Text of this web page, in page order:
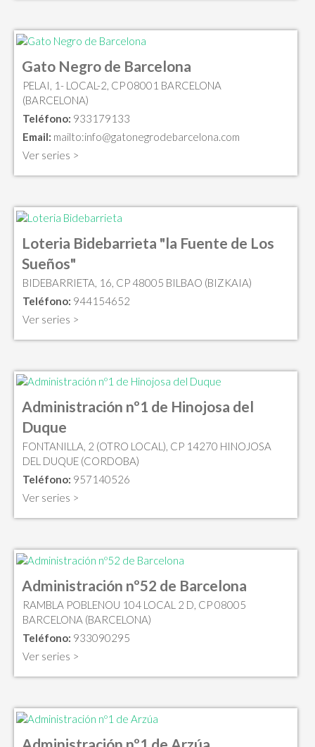
Gato Negro de Barcelona
PELAI, 1- LOCAL-2, CP 08001 BARCELONA
(BARCELONA)
Teléfono: 933179133
Email: mailto:info@gatonegrodebarcelona.com
Ver series >
Loteria Bidebarrieta "la Fuente de Los
Sueños"
BIDEBARRIETA, 16, CP 48005 BILBAO (BIZKAIA)
Teléfono: 944154652
Ver series >
Administración nº1 de Hinojosa del
Duque
FONTANILLA, 2 (OTRO LOCAL), CP 14270 HINOJOSA
DEL DUQUE (CORDOBA)
Teléfono: 957140526
Ver series >
Administración nº52 de Barcelona
RAMBLA POBLENOU 104 LOCAL 2 D, CP 08005
BARCELONA (BARCELONA)
Teléfono: 933090295
Ver series >